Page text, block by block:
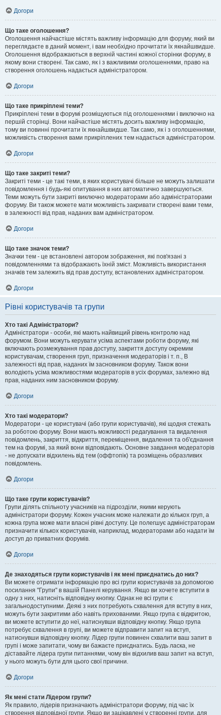
Догори
Що таке оголошення?
Оголошення найчастіше містять важливу інформацію для форуму, який ви
переглядаєте в даний момент, і вам необхідно прочитати їх якнайшвидше.
Оголошення відображаються в верхній частині кожної сторінки форуму, в
якому вони створені. Так само, як і з важливими оголошеннями, право на
створення оголошень надається адміністратором.
Догори
Що таке прикріплені теми?
Прикріплені теми в форумі розміщуються під оголошеннями і виключно на
першій сторінці. Вони найчастіше містять досить важливу інформацію,
тому ви повинні прочитати їх якнайшвидше. Так само, як і з оголошеннями,
можливість створення вами прикріплених тем надається адміністратором.
Догори
Що таке закриті теми?
Закриті теми - це такі теми, в яких користувачі більше не можуть залишати
повідомлення і будь-які опитування в них автоматично завершуються.
Теми можуть бути закриті виключно модераторами або адміністраторами
форуму. Ви також можете мати можливість закривати створені вами теми,
в залежності від прав, наданих вам адміністратором.
Догори
Що таке значок теми?
Значки тем - це встановлені автором зображення, які пов'язані з
повідомленнями та відображають їхній зміст. Можливість використання
значків тем залежить від прав доступу, встановлених адміністратором.
Догори
Рівні користувачів та групи
Хто такі Адміністратори?
Адміністратори - особи, які мають найвищий рівень контролю над
форумом. Вони можуть керувати усіма аспектами роботи форуму, які
включають розмежування прав доступу, закриття доступу окремим
користувачам, створення груп, призначення модераторів і т. п., В
залежності від прав, наданих їм засновником форуму. Також вони
володіють усіма можливостями модераторів в усіх форумах, залежно від
прав, наданих ним засновником форуму.
Догори
Хто такі модератори?
Модератори - це користувачі (або групи користувачів), які щодня стежать
за роботою форуму. Вони мають можливості редагування та видалення
повідомлень, закриття, відкриття, переміщення, видалення та об'єднання
тем на форумі, за який вони відповідають. Основне завдання модераторів
- не допускати відхилень від тем (оффтопік) та розміщень образливих
повідомлень.
Догори
Що таке групи користувачів?
Групи ділять спільноту учасників на підрозділи, якими керують
адміністратори форуму. Кожен учасник може належати до кількох груп, а
кожна група може мати власні рівні доступу. Це полегшує адміністраторам
призначити кількох користувачів, наприклад, модераторами або надати їм
доступ до приватних форумів.
Догори
Де знаходяться групи користувачів і як мені приєднатись до них?
Ви можете отримати інформацію про всі групи користувачів за допомогою
посилання "Групи" в вашій Панелі керування. Якщо ви хочете вступити в
одну з них, натисніть відповідну кнопку. Однак не всі групи є
загальнодоступними. Деякі з них потребують схвалення для вступу в них,
можуть бути закритими або навіть прихованими. Якщо група є відкритою,
ви можете вступити до неї, натиснувши відповідну кнопку. Якщо група
потребує схвалення в групі, ви можете відправити запит на вступ,
натиснувши відповідну кнопку. Лідер групи повинен схвалити ваш запит в
групі і може запитати, чому ви бажаєте приєднатись. Будь ласка, не
діставайте лідера групи питаннями, чому він відхилив ваш запит на вступ,
у нього можуть бути для цього свої причини.
Догори
Як мені стати Лідером групи?
Як правило, лідерів призначають адміністратори форуму, під час їх
створення відповідної групи. Якщо ви зацікавлені у створенні групи, для